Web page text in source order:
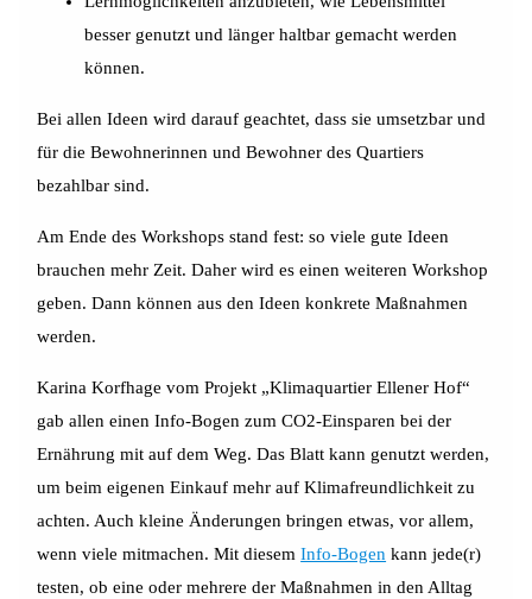
besser genutzt und länger haltbar gemacht werden
können.
Bei allen Ideen wird darauf geachtet, dass sie umsetzbar und
für die Bewohnerinnen und Bewohner des Quartiers
bezahlbar sind.
Am Ende des Workshops stand fest: so viele gute Ideen
brauchen mehr Zeit. Daher wird es einen weiteren Workshop
geben. Dann können aus den Ideen konkrete Maßnahmen
werden.
Karina Korfhage vom Projekt „Klimaquartier Ellener Hof“
gab allen einen Info-Bogen zum CO2-Einsparen bei der
Ernährung mit auf dem Weg. Das Blatt kann genutzt werden,
um beim eigenen Einkauf mehr auf Klimafreundlichkeit zu
achten. Auch kleine Änderungen bringen etwas, vor allem,
wenn viele mitmachen. Mit diesemInfo-Bogen kann jede(r)
testen, ob eine oder mehrere der Maßnahmen in den Alltag